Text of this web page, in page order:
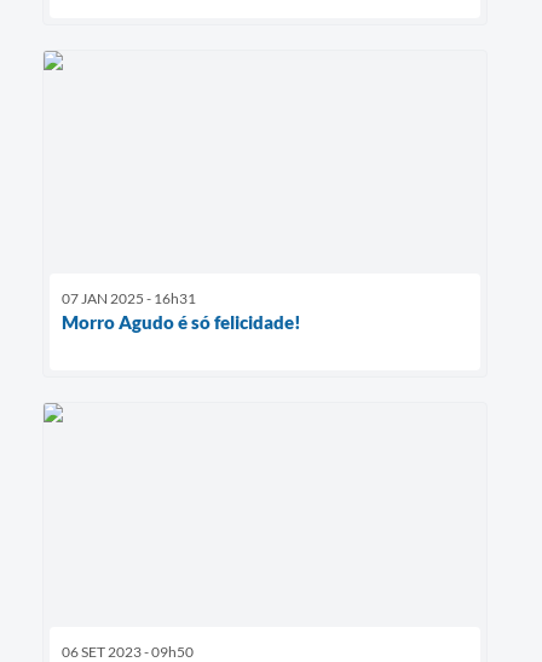
07 JAN 2025 - 16h31
Morro Agudo é só felicidade!
06 SET 2023 - 09h50